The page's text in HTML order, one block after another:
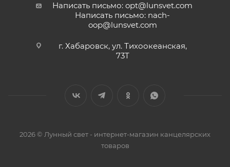
Написать письмо: opt@lunsvet.com
Написать письмо: nach-
oop@lunsvet.com
г. Хабаровск, ул. Тихоокеанская,
73Т
2026 © Лунный свет - интернет-магазин канцелярских
товаров